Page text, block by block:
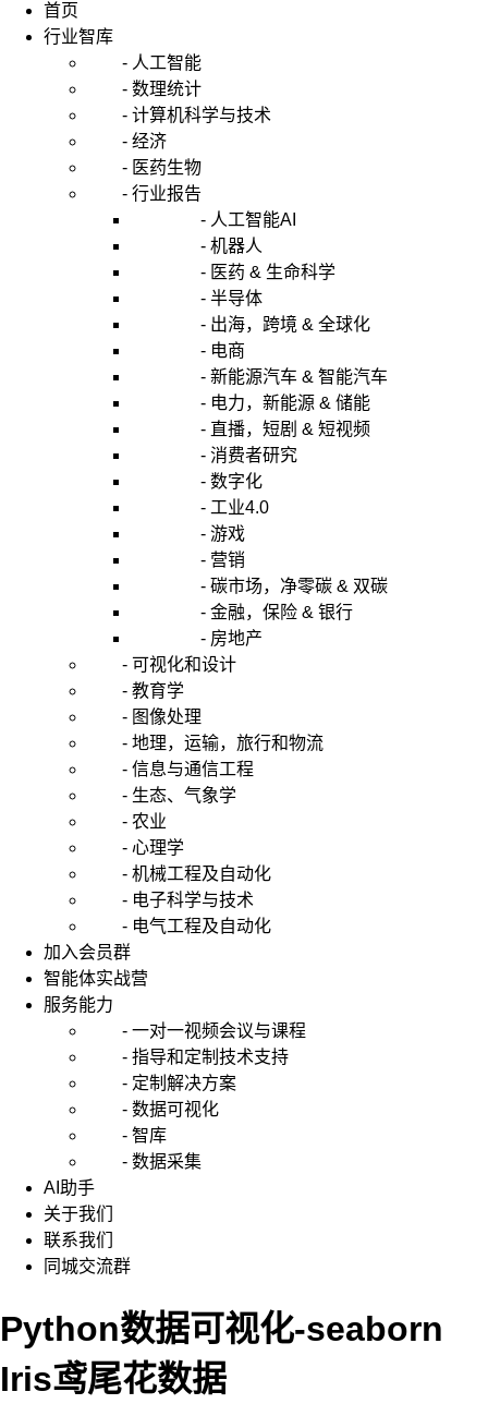
首页
行业智库
- 人工智能
- 数理统计
- 计算机科学与技术
- 经济
- 医药生物
- 行业报告
- 人工智能AI
- 机器人
- 医药 & 生命科学
- 半导体
- 出海，跨境 & 全球化
- 电商
- 新能源汽车 & 智能汽车
- 电力，新能源 & 储能
- 直播，短剧 & 短视频
- 消费者研究
- 数字化
- 工业4.0
- 游戏
- 营销
- 碳市场，净零碳 & 双碳
- 金融，保险 & 银行
- 房地产
- 可视化和设计
- 教育学
- 图像处理
- 地理，运输，旅行和物流
- 信息与通信工程
- 生态、气象学
- 农业
- 心理学
- 机械工程及自动化
- 电子科学与技术
- 电气工程及自动化
加入会员群
智能体实战营
服务能力
- 一对一视频会议与课程
- 指导和定制技术支持
- 定制解决方案
- 数据可视化
- 智库
- 数据采集
AI助手
关于我们
联系我们
同城交流群
Python数据可视化-seaborn
Iris鸢尾花数据